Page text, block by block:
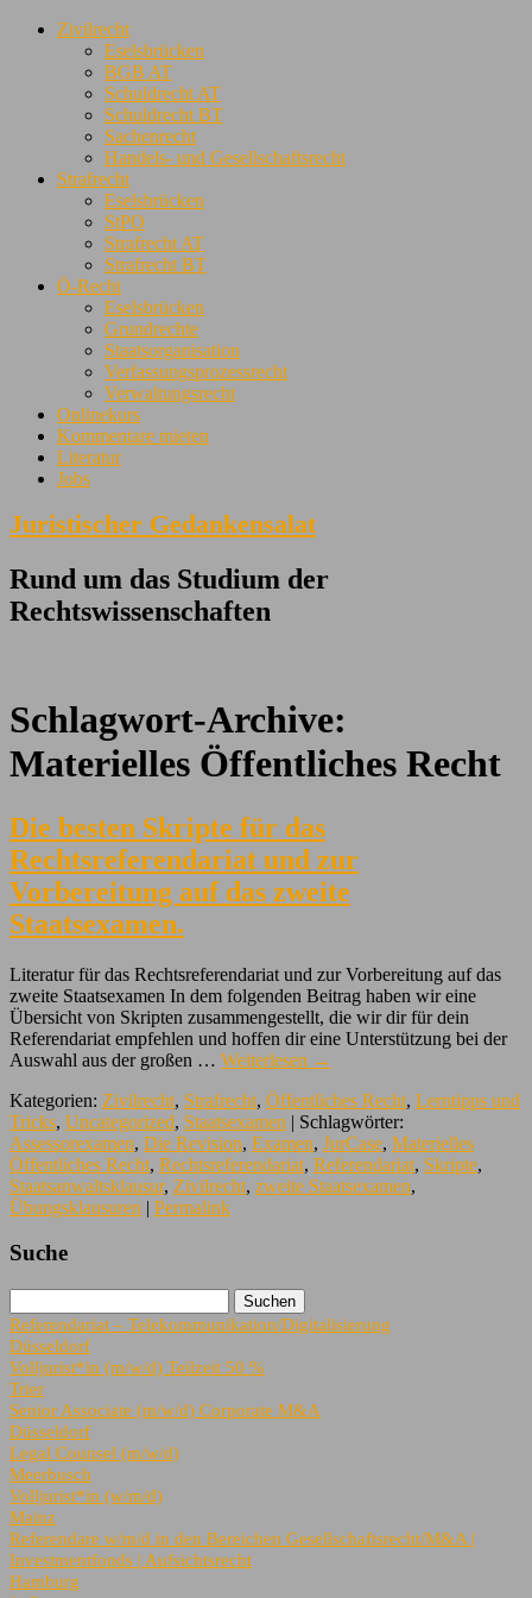
Zivilrecht
Eselsbrücken
BGB AT
Schuldrecht AT
Schuldrecht BT
Sachenrecht
Handels- und Gesellschaftsrecht
Strafrecht
Eselsbrücken
StPO
Strafrecht AT
Strafrecht BT
Ö-Recht
Eselsbrücken
Grundrechte
Staatsorganisation
Verfassungsprozessrecht
Verwaltungsrecht
Onlinekurs
Kommentare mieten
Literatur
Jobs
Juristischer Gedankensalat
Rund um das Studium der
Rechtswissenschaften
Schlagwort-Archive:
Materielles Öffentliches Recht
Die besten Skripte für das
Rechtsreferendariat und zur
Vorbereitung auf das zweite
Staatsexamen.
Literatur für das Rechtsreferendariat und zur Vorbereitung auf das
zweite Staatsexamen In dem folgenden Beitrag haben wir eine
Übersicht von Skripten zusammengestellt, die wir dir für dein
Referendariat empfehlen und hoffen dir eine Unterstützung bei der
Auswahl aus der großen … Weiterlesen →
Kategorien: Zivilrecht, Strafrecht, Öffentliches Recht, Lerntipps und
Tricks, Uncategorized, Staatsexamen | Schlagwörter:
Assessorexamen, Die Revision, Examen, JurCase, Materielles
Öffentliches Recht, Rechtsreferendariat, Referendariat, Skripte,
Staatsanwaltsklausur, Zivilrecht, zweite Staatsexamen,
Übungsklausuren | Permalink
Suche
Referendariat – Telekommunikation/Digitalisierung
Düsseldorf
Volljurist*in (m/w/d) Teilzeit 50 %
Trier
Senior Associate (m/w/d) Corporate M&A
Düsseldorf
Legal Counsel (m/w/d)
Meerbusch
Volljurist*in (w/m/d)
Mainz
Referendare w/m/d in den Bereichen Gesellschaftsrecht/M&A |
Investmentfonds | Aufsichtsrecht
Hamburg